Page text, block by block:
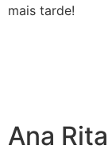
mais tarde!
Ana